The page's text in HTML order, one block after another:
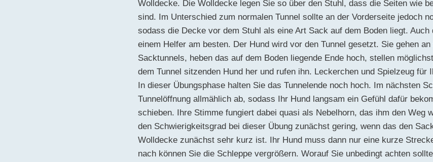
Wolldecke. Die Wolldecke legen Sie so über den Stuhl, dass die Seiten wie
sind. Im Unterschied zum normalen Tunnel sollte an der Vorderseite jedoch
sodass die Decke vor dem Stuhl als eine Art Sack auf dem Boden liegt.
einem Helfer am besten. Der Hund wird vor den Tunnel gesetzt. Sie gehen
Sacktunnels, heben das auf dem Boden liegende Ende hoch, stellen
dem Tunnel sitzenden Hund her und rufen ihn. Leckerchen und Spielzeug für
In dieser Übungsphase halten Sie das Tunnelende noch hoch. Im nächsten
Tunnelöffnung allmählich ab, sodass Ihr Hund langsam ein Gefühl dafür
schieben. Ihre Stimme fungiert dabei quasi als Nebelhorn, das ihm den Weg
den Schwierigkeitsgrad bei dieser Übung zunächst gering, wenn das den
Wolldecke zunächst sehr kurz ist. Ihr Hund muss dann nur eine kurze
nach können Sie die Schleppe vergrößern. Worauf Sie unbedingt achten